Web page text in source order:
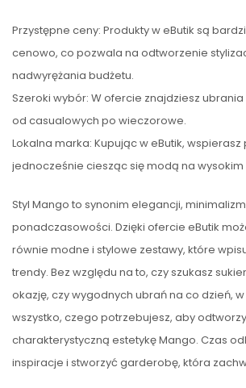
Przystępne ceny: Produkty w eButik są
cenowo, co pozwala na odtworzenie
nadwyrężania budżetu.
Szeroki wybór: W ofercie znajdziesz
od casualowych po wieczorowe.
Lokalna marka: Kupując w eButik, wspierasz
jednocześnie ciesząc się modą na
Styl Mango to synonim elegancji,
ponadczasowości. Dzięki ofercie eButik
równie modne i stylowe zestawy, które
trendy. Bez względu na to, czy szukasz
okazję, czy wygodnych ubrań na co dzień,
wszystko, czego potrzebujesz, aby
charakterystyczną estetykę Mango. Czas
inspiracje i stworzyć garderobę, która